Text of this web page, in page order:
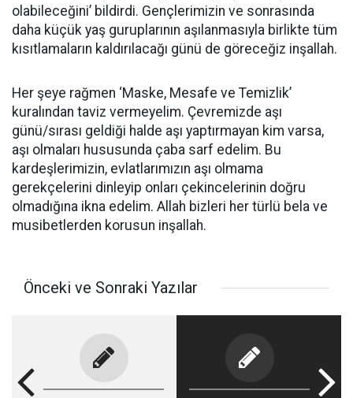
olabileceğini’ bildirdi. Gençlerimizin ve sonrasında
daha küçük yaş guruplarının aşılanmasıyla birlikte tüm
kısıtlamaların kaldırılacağı günü de göreceğiz inşallah.
Her şeye rağmen ‘Maske, Mesafe ve Temizlik’
kuralından taviz vermeyelim. Çevremizde aşı
günü/sırası geldiği halde aşı yaptırmayan kim varsa,
aşı olmaları hususunda çaba sarf edelim. Bu
kardeşlerimizin, evlatlarımızın aşı olmama
gerekçelerini dinleyip onları çekincelerinin doğru
olmadığına ikna edelim. Allah bizleri her türlü bela ve
musibetlerden korusun inşallah.
Önceki ve Sonraki Yazılar